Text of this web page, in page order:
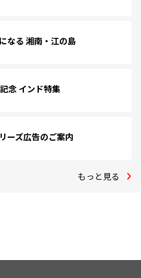
なる 湘南・江の島
念 インド特集
ーズ広告のご案内
もっと見る